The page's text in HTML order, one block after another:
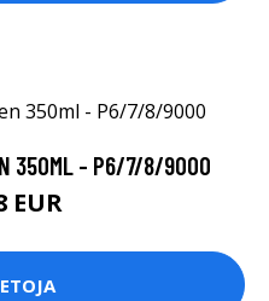
350ML - P6/7/8/9000
EUR